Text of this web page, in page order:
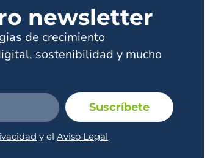
newsletter
de crecimiento
sostenibilidad y mucho
y el Aviso Legal
Suscríbete